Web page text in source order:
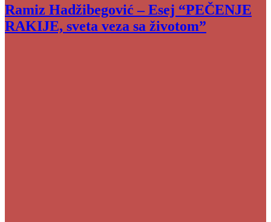
Ramiz Hadžibegović – Esej “PEČENJE
RAKIJE, sveta veza sa životom”